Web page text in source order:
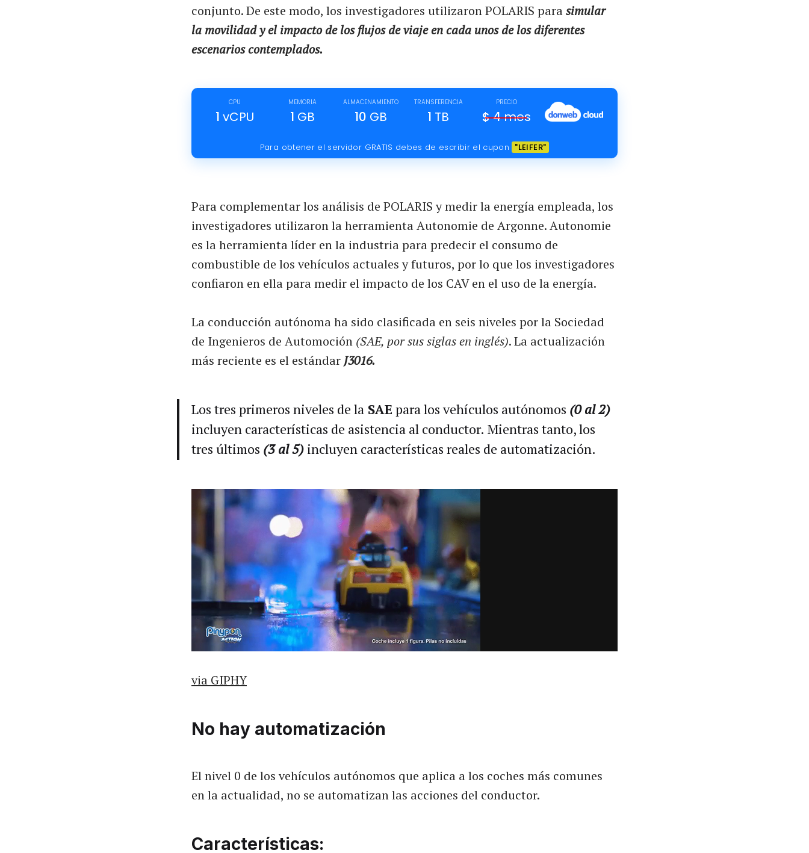
conjunto. De este modo, los investigadores utilizaron POLARIS parasimular
la movilidad y el impacto de los flujos de viaje en cada unos de los diferentes
escenarios contemplados.
CPU
1 vCPU
MEMORIA
1 GB
ALMACENAMIENTO
10 GB
TRANSFERENCIA
1 TB
PRECIO
$4mes
Para obtener el servidor GRATIS debes de escribir el cupon "LEIFER"
Para complementar los análisis de POLARIS y medir la energía empleada, los
investigadores utilizaron la herramienta Autonomie de Argonne. Autonomie
es la herramienta líder en la industria para predecir el consumo de
combustible de los vehículos actuales y futuros, por lo que los investigadores
confiaron en ella para medir el impacto de los CAV en el uso de la energía.
La conducción autónoma ha sido clasificada en seis niveles por la Sociedad
de Ingenieros de Automoción (SAE, por sus siglas en inglés). La actualización
más reciente es el estándar J3016.
Los tres primeros niveles de la SAE para los vehículos autónomos (0 al 2)
incluyen características de asistencia al conductor. Mientras tanto, los
tres últimos (3 al 5) incluyen características reales de automatización.
via GIPHY
No hay automatización
El nivel 0 de los vehículos autónomos que aplica a los coches más comunes
en la actualidad, no se automatizan las acciones del conductor.
Características: